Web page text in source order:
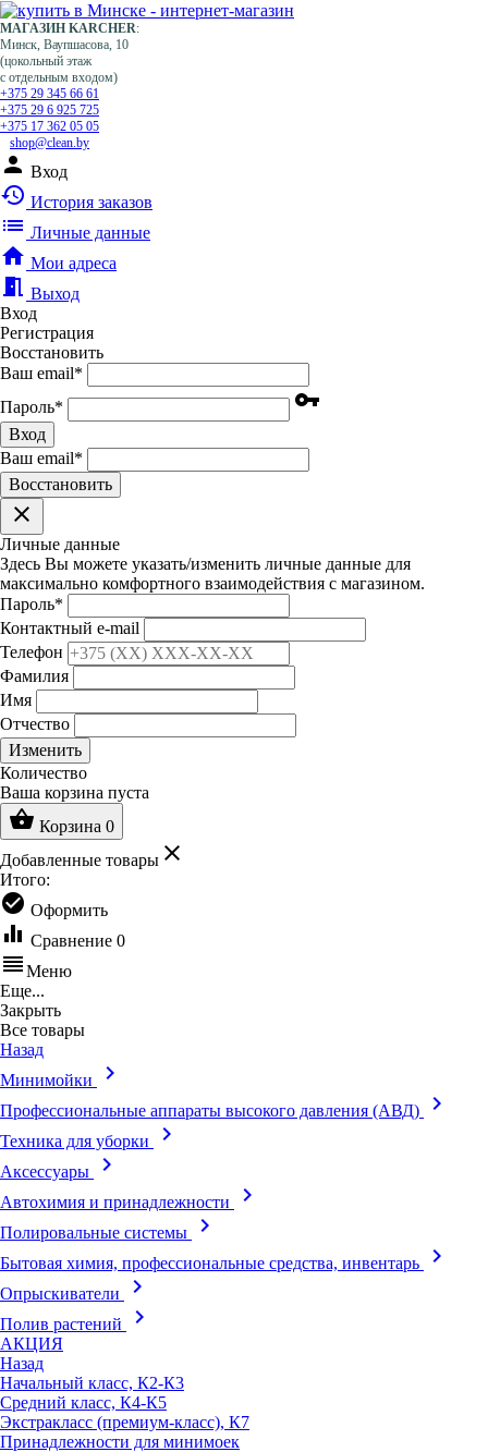
МАГАЗИН KARCHER:
Минск, Ваупшасова, 10
(цокольный этаж
с отдельным входом)
+375 29 345 66 61
+375 29 6 925 725
+375 17 362 05 05
shop@clean.by
person Вход
history История заказов
list Личные данные
home Мои адреса
meeting_room Выход
Вход
Регистрация
Восстановить
Ваш email*
Пароль* vpn_key
Вход
Ваш email*
Воcстановить
clear
Личные данные
Здесь Вы можете указать/изменить личные данные для
максимально комфортного взаимодействия с магазином.
Пароль*
Контактный e-mail
Телефон
Фамилия
Имя
Отчество
Изменить
Количество
Ваша корзина пуста
shopping_basket Корзина 0
Добавленные товары clear
Итого:
check_circle Оформить
equalizer Сравнение 0
reorderМеню
Еще...
Закрыть
Все товары
Назад
Минимойки
keyboard_arrow_right
Профессиональные аппараты высокого давления (АВД) keyboard_arrow_right
Техника для уборки keyboard_arrow_right
Аксессуары keyboard_arrow_right
Автохимия и принадлежности keyboard_arrow_right
Полировальные системы keyboard_arrow_right
Бытовая химия, профессиональные средства, инвентарь keyboard_arrow_right
Опрыскиватели keyboard_arrow_right
Полив растений keyboard_arrow_right
АКЦИЯ
Назад
Начальный класс, К2-К3
Средний класс, К4-К5
Экстракласс (премиум-класс), К7
Принадлежности для минимоек